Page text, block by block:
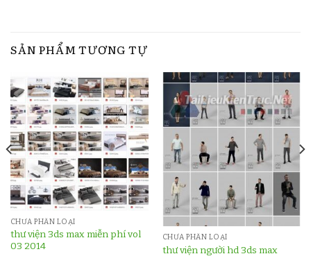
SẢN PHẨM TƯƠNG TỰ
CHƯA PHÂN LOẠI
thư viện 3ds max miễn phí vol
03 2014
CHƯA PHÂN LOẠI
thư viện người hd 3ds max